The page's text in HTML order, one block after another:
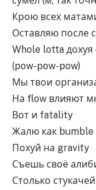
Крою всех
Оставляю после
Whole lotta
(pow-pow-pow)
Мы твои
На flow влияют
Вот и fatality
Жалю как bumble
Похуй на gravity
Съешь своё
Столько стукачей